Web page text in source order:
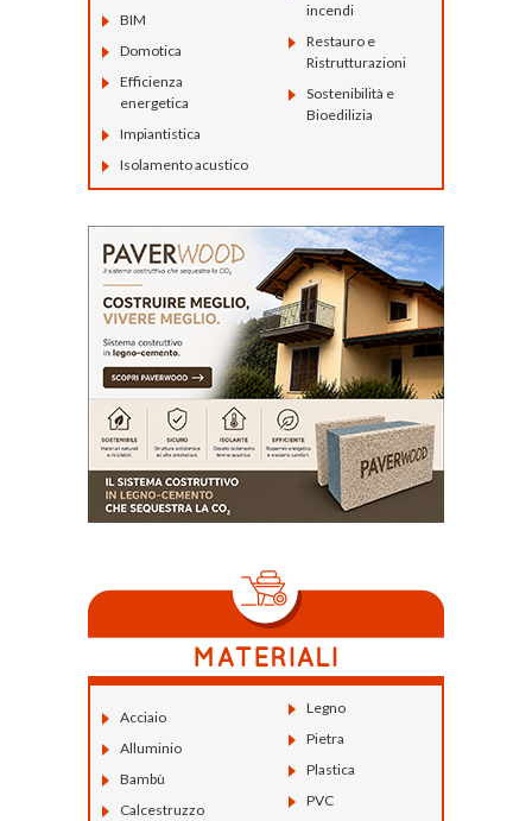
BIM
Domotica
Efficienza
energetica
Impiantistica
Isolamento acustico
incendi
Restauro e
Ristrutturazioni
Sostenibilità e
Bioedilizia
Acciaio
Alluminio
Bambù
Calcestruzzo
Legno
Pietra
Plastica
PVC